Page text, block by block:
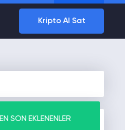
Kripto Al Sat
EN SON EKLENENLER